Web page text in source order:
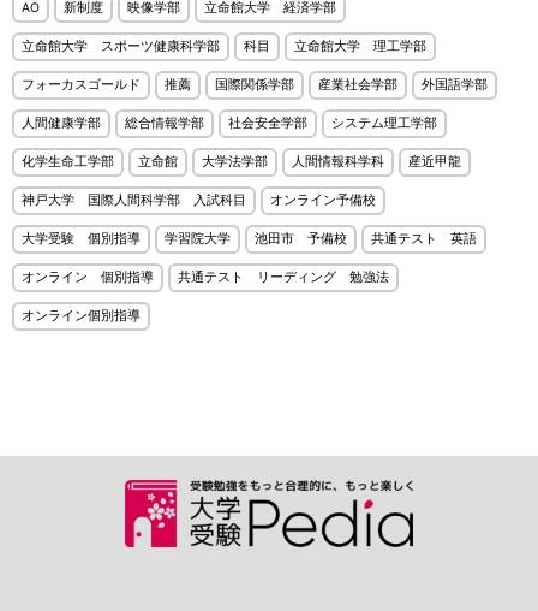
AO 新制度 映像学部 立命館大学 経済学部
立命館大学 スポーツ健康科学部 科目 立命館大学 理工学部
フォーカスゴールド 推薦 国際関係学部 産業社会学部 外国語学部
人間健康学部 総合情報学部 社会安全学部 システム理工学部
化学生命工学部 立命館 大学法学部 人間情報科学科 産近甲龍
神戸大学 国際人間科学部 入試科目 オンライン予備校
大学受験 個別指導 学習院大学 池田市 予備校 共通テスト 英語
オンライン 個別指導 共通テスト リーディング 勉強法
オンライン個別指導